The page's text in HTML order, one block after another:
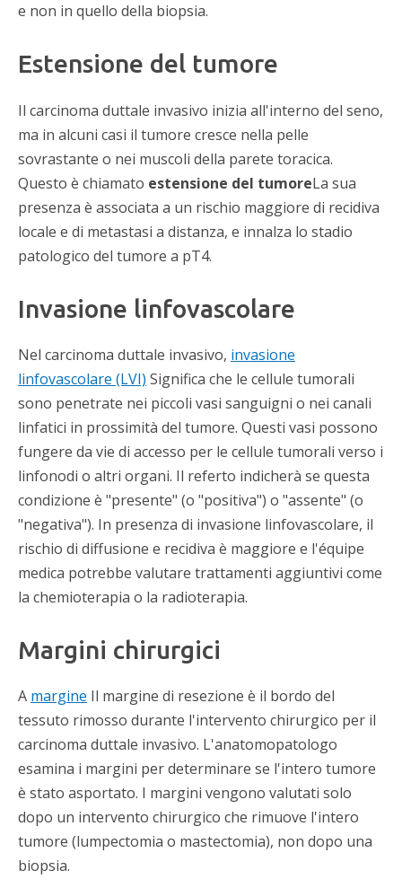
e non in quello della biopsia.
Estensione del tumore
Il carcinoma duttale invasivo inizia all'interno del seno,
ma in alcuni casi il tumore cresce nella pelle
sovrastante o nei muscoli della parete toracica.
Questo è chiamato estensione del tumoreLa sua
presenza è associata a un rischio maggiore di recidiva
locale e di metastasi a distanza, e innalza lo stadio
patologico del tumore a pT4.
Invasione linfovascolare
Nel carcinoma duttale invasivo, invasione
linfovascolare (LVI) Significa che le cellule tumorali
sono penetrate nei piccoli vasi sanguigni o nei canali
linfatici in prossimità del tumore. Questi vasi possono
fungere da vie di accesso per le cellule tumorali verso i
linfonodi o altri organi. Il referto indicherà se questa
condizione è "presente" (o "positiva") o "assente" (o
"negativa"). In presenza di invasione linfovascolare, il
rischio di diffusione e recidiva è maggiore e l'équipe
medica potrebbe valutare trattamenti aggiuntivi come
la chemioterapia o la radioterapia.
Margini chirurgici
A margine Il margine di resezione è il bordo del
tessuto rimosso durante l'intervento chirurgico per il
carcinoma duttale invasivo. L'anatomopatologo
esamina i margini per determinare se l'intero tumore
è stato asportato. I margini vengono valutati solo
dopo un intervento chirurgico che rimuove l'intero
tumore (lumpectomia o mastectomia), non dopo una
biopsia.